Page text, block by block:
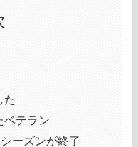
た
ベテラン
ーズンが終了